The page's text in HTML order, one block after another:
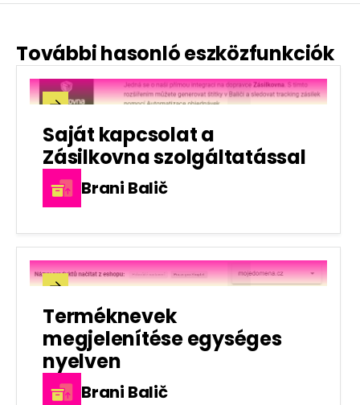
További hasonló eszközfunkciók

Saját kapcsolat a
Zásilkovna szolgáltatással
Brani Balič

Terméknevek
megjelenítése egységes
nyelven
Brani Balič